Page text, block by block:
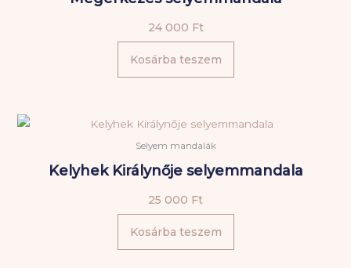
24 000 Ft
Kosárba teszem
Selyem mandalák
Kelyhek Királynője selyemmandala
25 000 Ft
Kosárba teszem